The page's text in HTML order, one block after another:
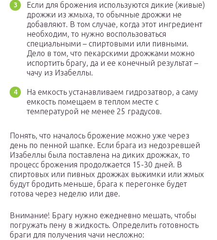
Если для брожения используются дикие (живые)
дрожжи из жмыха, то обычные дрожжи не
добавляют. В том случае, когда этот ингредиент
необходим, то нужно воспользоваться
специальными – спиртовыми или пивными.
Дело в том, что пекарскими дрожжами можно
испортить брагу, да и ее конечный результат –
чачу из Изабеллы.
На емкость устанавливаем гидрозатвор, а саму
емкость помещаем в теплом месте с
температурой не менее 25 градусов.
Понять, что началось брожение можно уже через
день по пенной шапке. Если брага из недозревшей
Изабеллы была поставлена на диких дрожжах, то
процесс брожения продолжается 15-30 дней. В
спиртовых или пивных дрожжах выжимки или жмых
будут бродить меньше, брага к перегонке будет
готова через неделю или две.
Внимание! Брагу нужно ежедневно мешать, чтобы
погружать пену в жидкость. Определить готовность
браги для получения чачи несложно: